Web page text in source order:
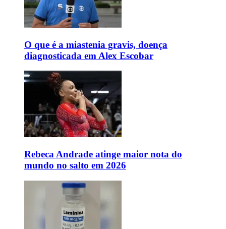
O que é a miastenia gravis, doença
diagnosticada em Alex Escobar
Rebeca Andrade atinge maior nota do
mundo no salto em 2026